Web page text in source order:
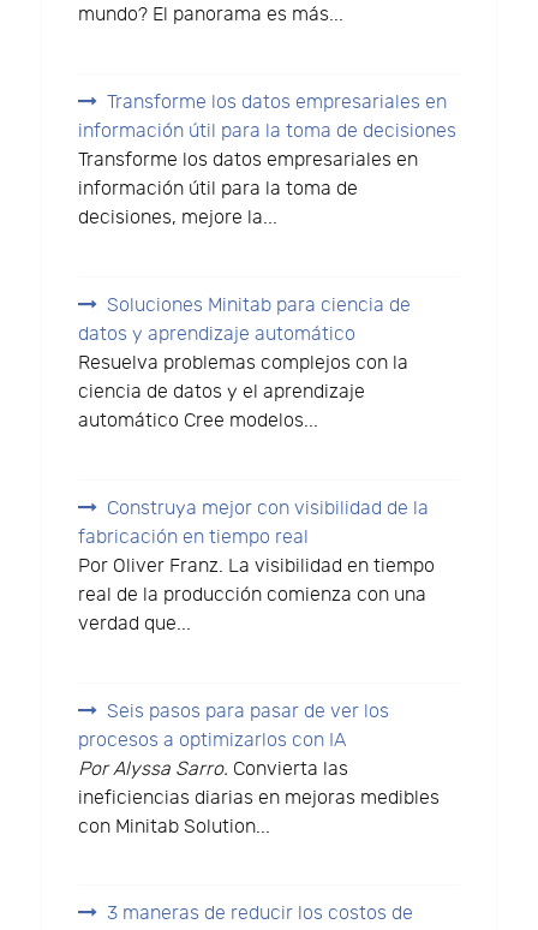
mundo? El panorama es más...
Transforme los datos empresariales en
información útil para la toma de decisiones
Transforme los datos empresariales en
información útil para la toma de
decisiones, mejore la...
Soluciones Minitab para ciencia de
datos y aprendizaje automático
Resuelva problemas complejos con la
ciencia de datos y el aprendizaje
automático Cree modelos...
Construya mejor con visibilidad de la
fabricación en tiempo real
Por Oliver Franz. La visibilidad en tiempo
real de la producción comienza con una
verdad que...
Seis pasos para pasar de ver los
procesos a optimizarlos con IA
Por Alyssa Sarro. Convierta las
ineficiencias diarias en mejoras medibles
con Minitab Solution...
3 maneras de reducir los costos de